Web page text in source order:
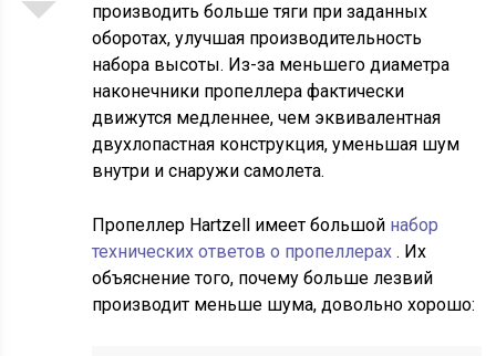
производить больше тяги при заданных
оборотах, улучшая производительность
набора высоты. Из-за меньшего диаметра
наконечники пропеллера фактически
движутся медленнее, чем эквивалентная
двухлопастная конструкция, уменьшая шум
внутри и снаружи самолета.
Пропеллер Hartzell имеет большой набор
технических ответов о пропеллерах. Их
объяснение того, почему больше лезвий
производит меньше шума, довольно хорошо: